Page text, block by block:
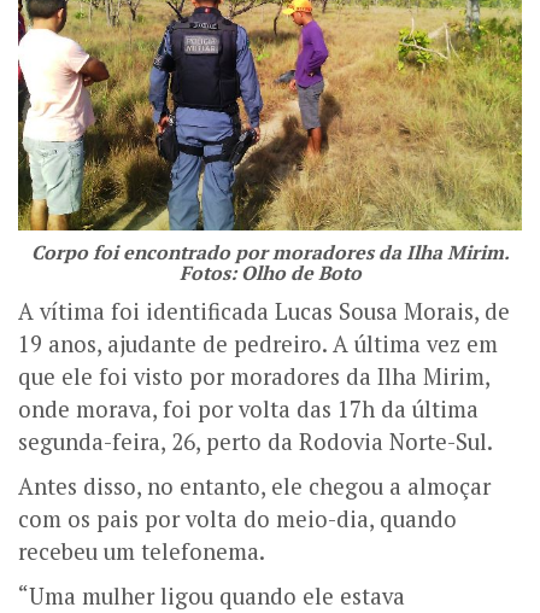
Corpo foi encontrado por moradores da Ilha Mirim.
Fotos: Olho de Boto
A vítima foi identificada Lucas Sousa Morais, de
19 anos, ajudante de pedreiro. A última vez em
que ele foi visto por moradores da Ilha Mirim,
onde morava, foi por volta das 17h da última
segunda-feira, 26, perto da Rodovia Norte-Sul.
Antes disso, no entanto, ele chegou a almoçar
com os pais por volta do meio-dia, quando
recebeu um telefonema.
“Uma mulher ligou quando ele estava